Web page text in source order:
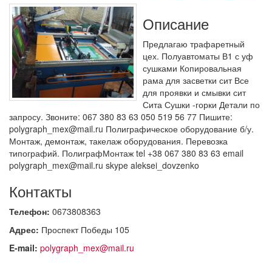
Описание
Предлагаю трафаретный
цех. Полуавтоматы В1 с уф
сушками Копировальная
рама для засветки сит Все
для проявки и смывки сит
Сита Сушки -горки Детали по
запросу. Звоните: 067 380 83 63 050 519 56 77 Пишите:
polygraph_mex@mail.ru Полиграфическое оборудование б/у.
Монтаж, демонтаж, такелаж оборудования. Перевозка
типографий. ПолиграфМонтаж tel +38 067 380 83 63 email
polygraph_mex@mail.ru skype aleksei_dovzenko
Контакты
Телефон: 0673808363
Адрес: Проспект Победы 105
E-mail: polygraph_mex@mail.ru